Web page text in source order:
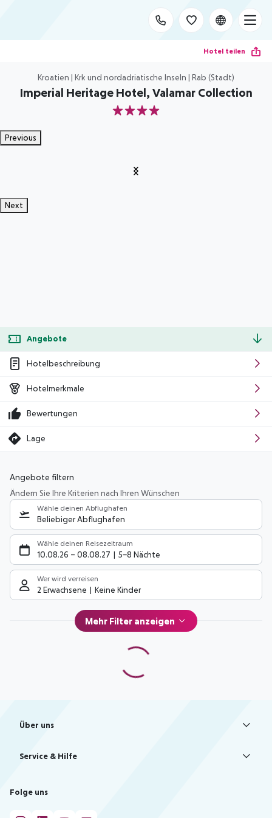
Hotel teilen
Kroatien | Krk und nordadriatische Inseln | Rab (Stadt)
Imperial Heritage Hotel, Valamar Collection
4
Previous
Next
Angebote
Hotelbeschreibung
Hotelmerkmale
Bewertungen
Lage
Angebote filtern
Ändern Sie Ihre Kriterien nach Ihren Wünschen
Wähle deinen Abflughafen
Beliebiger Abflughafen
Wähle deinen Reisezeitraum
10.08.26 – 08.08.27 5-8 Nächte
Wer wird verreisen
2 Erwachsene Keine Kinder
Mehr Filter anzeigen
Über uns
Bestpreisgarantie
Cookie-Richtlinie
Service & Hilfe
Barrierefreies Reisen
Folge uns